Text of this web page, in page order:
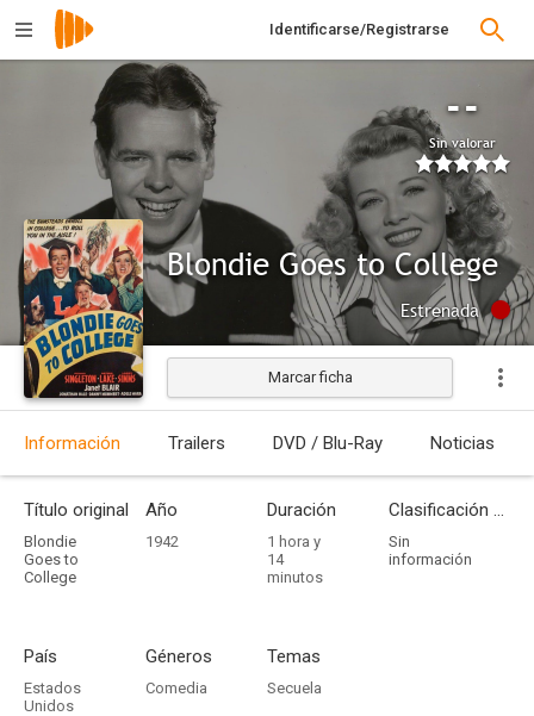
Identificarse/Registrarse
--
Sin valorar
Blondie Goes to College
Estrenada
Marcar ficha
Información Trailers DVD / Blu-Ray Noticias
Título original
Blondie
Goes to
College
Año
1942
Duración
1 hora y
14
minutos
Clasificación por edades
Sin
información
País
Estados
Unidos
Géneros
Comedia
Temas
Secuela